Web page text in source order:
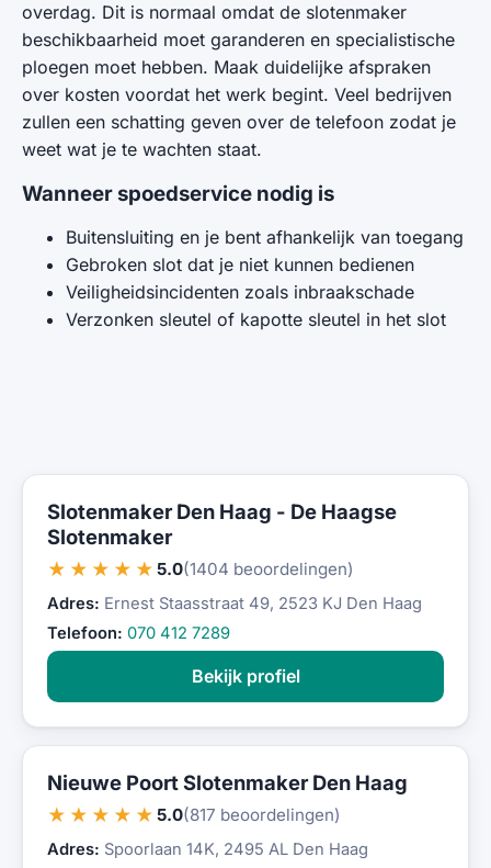
overdag. Dit is normaal omdat de slotenmaker
beschikbaarheid moet garanderen en specialistische
ploegen moet hebben. Maak duidelijke afspraken
over kosten voordat het werk begint. Veel bedrijven
zullen een schatting geven over de telefoon zodat je
weet wat je te wachten staat.
Wanneer spoedservice nodig is
Buitensluiting en je bent afhankelijk van toegang
Gebroken slot dat je niet kunnen bedienen
Veiligheidsincidenten zoals inbraakschade
Verzonken sleutel of kapotte sleutel in het slot
Slotenmaker Den Haag - De Haagse
Slotenmaker
★★★★★ 5.0(1404 beoordelingen)
Adres: Ernest Staasstraat 49, 2523 KJ Den Haag
Telefoon: 070 412 7289
Bekijk profiel
Nieuwe Poort Slotenmaker Den Haag
★★★★★ 5.0(817 beoordelingen)
Adres: Spoorlaan 14K, 2495 AL Den Haag